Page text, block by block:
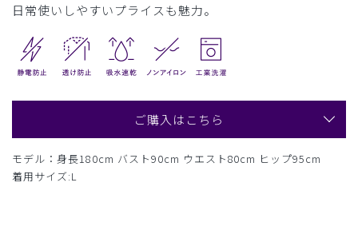
日常使いしやすいプライスも魅力。
ご購入はこちら
モデル：身長180cm バスト90cm ウエスト80cm ヒップ95cm
着用サイズ:L